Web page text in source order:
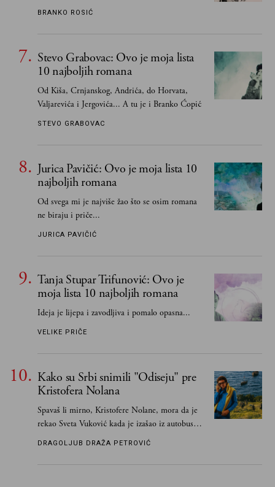
vodila računa o zaostavštini pisca. Ovu priču o
poznavale
BRANKO ROSIĆ
Stevo Grabovac: Ovo je moja lista
10 najboljih romana
Od Kiša, Crnjanskog, Andrića, do Horvata,
Valjarevića i Jergovića... A tu je i Branko Ćopić
STEVO GRABOVAC
Jurica Pavičić: Ovo je moja lista 10
najboljih romana
Od svega mi je najviše žao što se osim romana
ne biraju i priče...
JURICA PAVIČIĆ
Tanja Stupar Trifunović: Ovo je
moja lista 10 najboljih romana
Ideja je lijepa i zavodljiva i pomalo opasna...
VELIKE PRIČE
Kako su Srbi snimili "Odiseju" pre
Kristofera Nolana
Spavaš li mirno, Kristofere Nolane, mora da je
rekao Sveta Vuković kada je izašao iz autobusa i
čim je stigao kući pozvao Vojkana
DRAGOLJUB DRAŽA PETROVIĆ